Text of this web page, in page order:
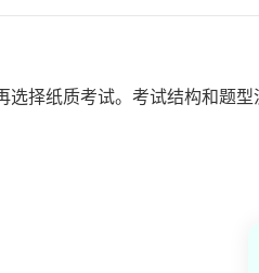
择纸质考试。考试结构和题